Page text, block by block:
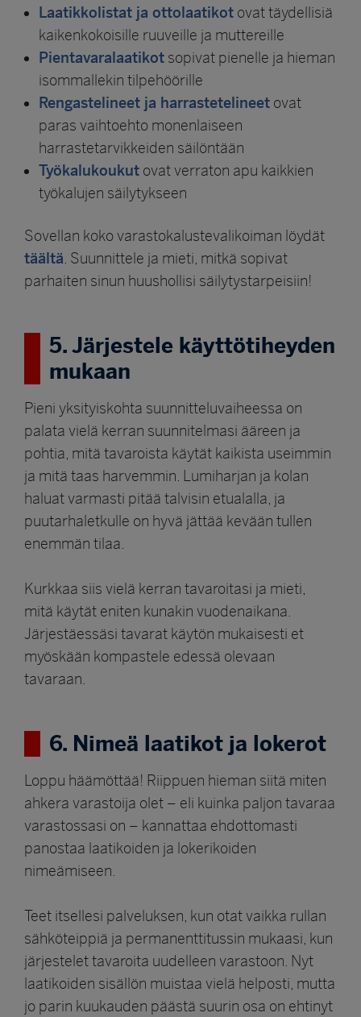
Laatikkolistat ja ottolaatikot ovat täydellisiä
kaikenkokoisille ruuveille ja muttereille
Pientavaralaatikot sopivat pienelle ja hieman
isommallekin tilpehöörille
Rengastelineet ja harrastetelineet ovat
paras vaihtoehto monenlaiseen
harrastetarvikkeiden säilöntään
Työkalukoukut ovat verraton apu kaikkien
työkalujen säilytykseen
Sovellan koko varastokalustevalikoiman löydät
täältä. Suunnittele ja mieti, mitkä sopivat
parhaiten sinun huushollisi säilytystarpeisiin!
5. Järjestele käyttötiheyden
mukaan
Pieni yksityiskohta suunnitteluvaiheessa on
palata vielä kerran suunnitelmasi ääreen ja
pohtia, mitä tavaroista käytät kaikista useimmin
ja mitä taas harvemmin. Lumiharjan ja kolan
haluat varmasti pitää talvisin etualalla, ja
puutarhaletkulle on hyvä jättää kevään tullen
enemmän tilaa.
Kurkkaa siis vielä kerran tavaroitasi ja mieti,
mitä käytät eniten kunakin vuodenaikana.
Järjestäessäsi tavarat käytön mukaisesti et
myöskään kompastele edessä olevaan
tavaraan.
6. Nimeä laatikot ja lokerot
Loppu häämöttää! Riippuen hieman siitä miten
ahkera varastoija olet – eli kuinka paljon tavaraa
varastossasi on – kannattaa ehdottomasti
panostaa laatikoiden ja lokerikoiden
nimeämiseen.
Teet itsellesi palveluksen, kun otat vaikka rullan
sähköteippiä ja permanenttitussin mukaasi, kun
järjestelet tavaroita uudelleen varastoon. Nyt
laatikoiden sisällön muistaa vielä helposti, mutta
jo parin kuukauden päästä suurin osa on ehtinyt